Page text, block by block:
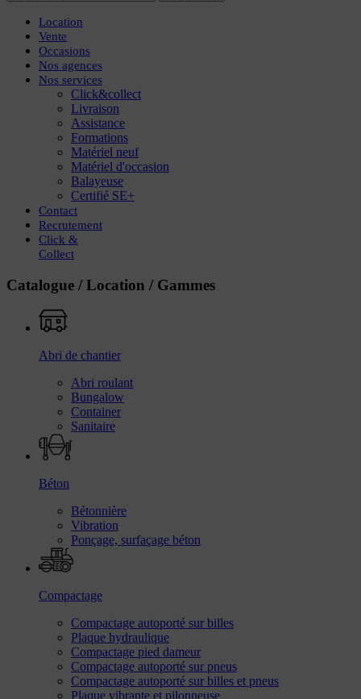
Location
Vente
Occasions
Nos agences
Nos services
Click&collect
Livraison
Assistance
Formations
Matériel neuf
Matériel d'occasion
Balayeuse
Certifié SE+
Contact
Recrutement
Click &
Collect
Catalogue / Location / Gammes
Abri de chantier
Abri roulant
Bungalow
Container
Sanitaire
Béton
Bétonnière
Vibration
Ponçage, surfaçage béton
Compactage
Compactage autoporté sur billes
Plaque hydraulique
Compactage pied dameur
Compactage autoporté sur pneus
Compactage autoporté sur billes et pneus
Plaque vibrante et pilonneuse